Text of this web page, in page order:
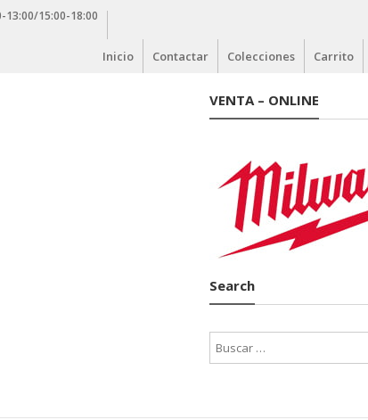
13:00/15:00-18:00
Inicio Contactar Colecciones Carrito
VENTA – ONLINE
Search